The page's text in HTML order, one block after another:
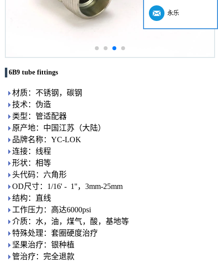
6B9 tube fittings
材质：不锈钢，碳钢
技术：伪造
类型：管适配器
原产地：中国江苏（大陆）
品牌名称：YC-LOK
连接：线程
形状：相等
头代码：六角形
OD尺寸：1/16' - 1''，3mm-25mm
结构：直线
工作压力：高达6000psi
介质：水，油，煤气，酸，基地等
特殊处理：套圈硬度治疗
坚果治疗：银种植
管治疗：完全退款
永乐